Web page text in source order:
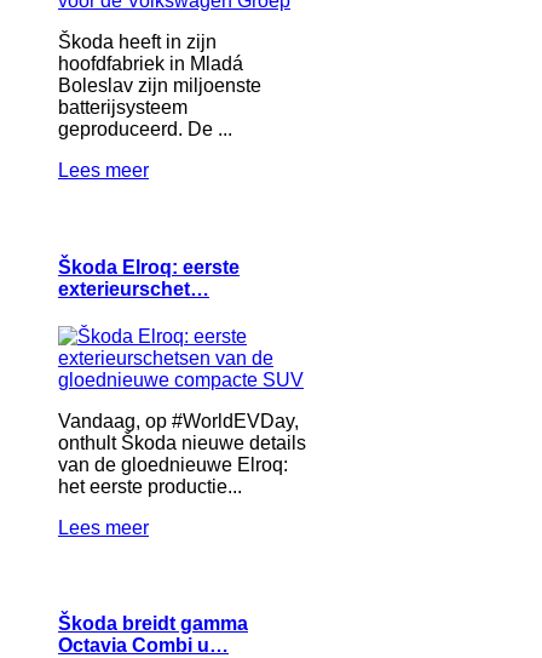
Škoda heeft in zijn
hoofdfabriek in Mladá
Boleslav zijn miljoenste
batterijsysteem
geproduceerd. De ...
Lees meer
Škoda Elroq: eerste
exterieurschet…
Vandaag, op #WorldEVDay,
onthult Škoda nieuwe details
van de gloednieuwe Elroq:
het eerste productie...
Lees meer
Škoda breidt gamma
Octavia Combi u…